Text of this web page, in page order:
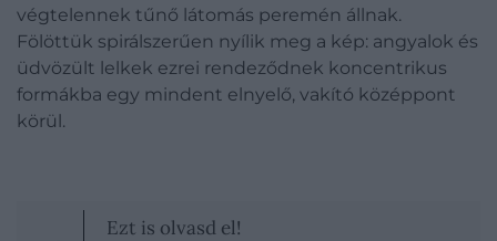
végtelennek tűnő látomás peremén állnak.
Fölöttük spirálszerűen nyílik meg a kép: angyalok és
üdvözült lelkek ezrei rendeződnek koncentrikus
formákba egy mindent elnyelő, vakító középpont
körül.
Ezt is olvasd el!